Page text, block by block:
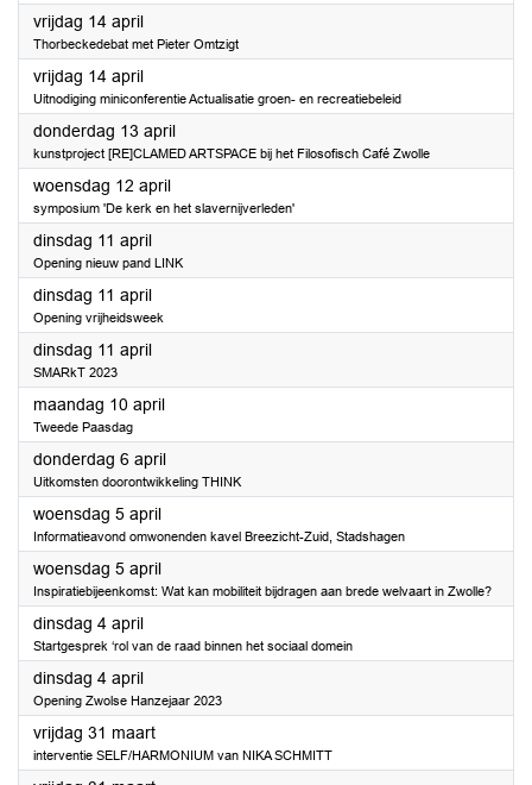
vrijdag 14 april2023
Thorbeckedebat met Pieter Omtzigt
vrijdag 14 april2023
Uitnodiging miniconferentie Actualisatie groen- en recreatiebeleid
donderdag 13 april2023
kunstproject [RE]CLAMED ARTSPACE bij het Filosofisch Café Zwolle
woensdag 12 april2023
symposium 'De kerk en het slavernijverleden'
dinsdag 11 april2023
Opening nieuw pand LINK
dinsdag 11 april2023
Opening vrijheidsweek
dinsdag 11 april2023
SMARkT 2023
maandag 10 april2023
Tweede Paasdag
donderdag 6 april2023
Uitkomsten doorontwikkeling THINK
woensdag 5 april2023
Informatieavond omwonenden kavel Breezicht-Zuid, Stadshagen
woensdag 5 april2023
Inspiratiebijeenkomst: Wat kan mobiliteit bijdragen aan brede welvaart in Zwolle?
dinsdag 4 april2023
Startgesprek ‘rol van de raad binnen het sociaal domein
dinsdag 4 april2023
Opening Zwolse Hanzejaar 2023
vrijdag 31 maart2023
interventie SELF/HARMONIUM van NIKA SCHMITT